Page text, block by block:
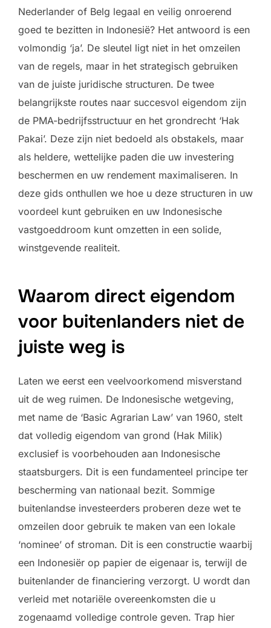
Nederlander of Belg legaal en veilig onroerend
goed te bezitten in Indonesië? Het antwoord is een
volmondig ‘ja’. De sleutel ligt niet in het omzeilen
van de regels, maar in het strategisch gebruiken
van de juiste juridische structuren. De twee
belangrijkste routes naar succesvol eigendom zijn
de PMA-bedrijfsstructuur en het grondrecht ‘Hak
Pakai’. Deze zijn niet bedoeld als obstakels, maar
als heldere, wettelijke paden die uw investering
beschermen en uw rendement maximaliseren. In
deze gids onthullen we hoe u deze structuren in uw
voordeel kunt gebruiken en uw Indonesische
vastgoeddroom kunt omzetten in een solide,
winstgevende realiteit.
Waarom direct eigendom
voor buitenlanders niet de
juiste weg is
Laten we eerst een veelvoorkomend misverstand
uit de weg ruimen. De Indonesische wetgeving,
met name de ‘Basic Agrarian Law’ van 1960, stelt
dat volledig eigendom van grond (Hak Milik)
exclusief is voorbehouden aan Indonesische
staatsburgers. Dit is een fundamenteel principe ter
bescherming van nationaal bezit. Sommige
buitenlandse investeerders proberen deze wet te
omzeilen door gebruik te maken van een lokale
‘nominee’ of stroman. Dit is een constructie waarbij
een Indonesiër op papier de eigenaar is, terwijl de
buitenlander de financiering verzorgt. U wordt dan
verleid met notariële overeenkomsten die u
zogenaamd volledige controle geven. Trap hier